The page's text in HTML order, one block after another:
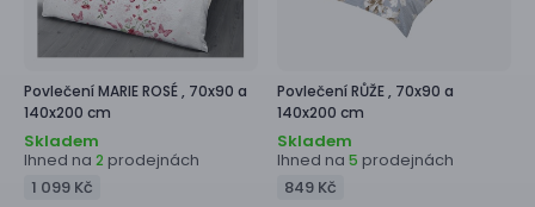
PovlečeníMARIE ROSÉ , 70x90 a
140x200 cm
Skladem
Ihned na 2 prodejnách
1 099 Kč
PovlečeníRŮŽE , 70x90 a
140x200 cm
Skladem
Ihned na 5 prodejnách
849 Kč